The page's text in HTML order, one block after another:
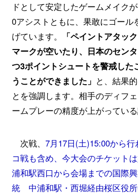
ドとして安定したゲームメイク
0アシストともに、果敢にゴール
げています。
「ペイントアタッ
マークが空いたり、日本のセン
つ3ポイントシュートを警戒した
うことができました」 と、結果
とを強調します。相手のディフ
ームプレーの精度が上がっている
次戦、 7月17日(土)15:00から行
コ戦も含め、今大会のチケット
浦和駅西口から会場までの国際
統 中浦和駅・西堀経由桜区役